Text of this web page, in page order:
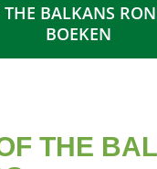
THE BALKANS
BOEKEN
THE